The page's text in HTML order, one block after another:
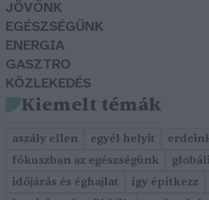
JÖVŐNK
EGÉSZSÉGÜNK
ENERGIA
GASZTRO
KÖZLEKEDÉS
Kiemelt témák
aszály ellen egyél helyit
fókuszban az egészségünk
időjárás és éghajlat
így építkezz